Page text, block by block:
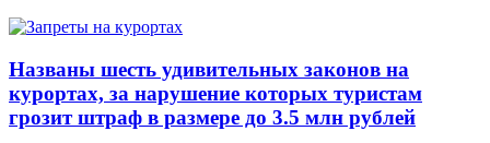
Названы шесть удивительных законов на
курортах, за нарушение которых туристам
грозит штраф в размере до 3.5 млн рублей